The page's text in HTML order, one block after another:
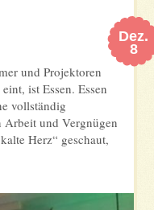
Dez.
8
und Projektoren
ist Essen. Essen
vollständig
Arbeit und Vergnügen
Herz“ geschaut,